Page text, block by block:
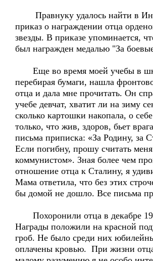
Правнуку удалось найти в
приказ о награждении отца
звезды. В приказе упоминается,
был награжден медалью "За
Еще во время моей учебы в
перебирая бумаги, нашла
отца и дала мне прочитать. Он
учебе девчат, хватит ли на зиму
сколько картошки накопала, о
только, что жив, здоров, бьет
письма приписка: «За Родину, за
Если погибну, прошу считать меня
коммунистом». Зная более чем
отношение отца к Сталину, я
Мама ответила, что без этих
бы домой не дошло. Все письма
Похоронили отца в декабре
Награды положили на красной
гроб. Не было среди них
оплачены кровью. При жизни